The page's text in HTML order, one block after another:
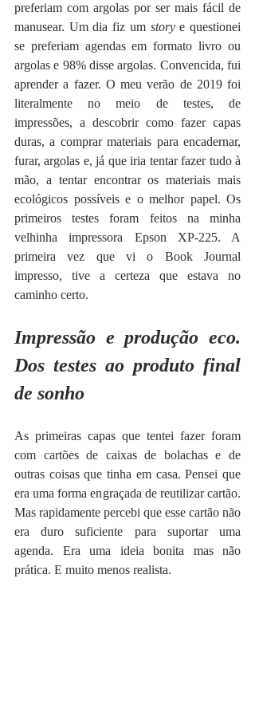
preferiam com argolas por ser mais fácil de
manusear. Um dia fiz um story e questionei
se preferiam agendas em formato livro ou
argolas e 98% disse argolas. Convencida, fui
aprender a fazer. O meu verão de 2019 foi
literalmente no meio de testes, de
impressões, a descobrir como fazer capas
duras, a comprar materiais para encadernar,
furar, argolas e, já que iria tentar fazer tudo à
mão, a tentar encontrar os materiais mais
ecológicos possíveis e o melhor papel. Os
primeiros testes foram feitos na minha
velhinha impressora Epson XP-225. A
primeira vez que vi o Book Journal
impresso, tive a certeza que estava no
caminho certo.
Impressão e produção eco.
Dos testes ao produto final
de sonho
As primeiras capas que tentei fazer foram
com cartões de caixas de bolachas e de
outras coisas que tinha em casa. Pensei que
era uma forma engraçada de reutilizar cartão.
Mas rapidamente percebi que esse cartão não
era duro suficiente para suportar uma
agenda. Era uma ideia bonita mas não
prática. E muito menos realista.